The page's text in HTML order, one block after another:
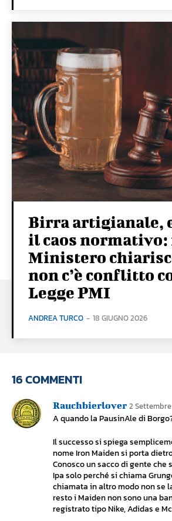
Birra artigianale,
il caos
Ministero
non c’è conflitto
Legge PMI
ANDREA TURCO - 18 GIUGNO 2026
16 COMMENTI
Rauchbierlover 2 Settembre
A quando la PausinAle di
Il successo si spiega
nome Iron Maiden si porta
Conosco un sacco di gente che
Ipa solo perché si chiama
chiamata in altro modo non se
resto i Maiden non sono una
registrato tipo Nike, Adidas e